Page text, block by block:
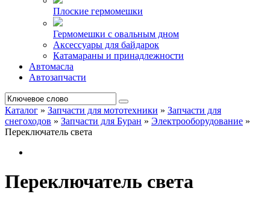
Плоские гермомешки
Гермомешки с овальным дном
Аксессуары для байдарок
Катамараны и принадлежности
Автомасла
Автозапчасти
Каталог » Запчасти для мототехники » Запчасти для
снегоходов » Запчасти для Буран » Электрооборудование »
Переключатель света
Переключатель света